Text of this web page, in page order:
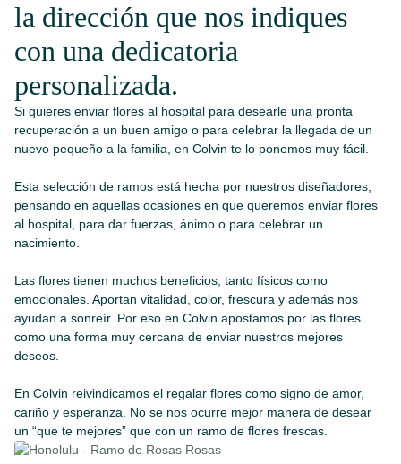
la dirección que nos indiques
con una dedicatoria
personalizada.
Si quieres enviar flores al hospital para desearle una pronta
recuperación a un buen amigo o para celebrar la llegada de un
nuevo pequeño a la familia, en Colvin te lo ponemos muy fácil.
Esta selección de ramos está hecha por nuestros diseñadores,
pensando en aquellas ocasiones en que queremos enviar flores
al hospital , para dar fuerzas, ánimo o para celebrar un
nacimiento.
Las flores tienen muchos beneficios, tanto físicos como
emocionales. Aportan vitalidad, color, frescura y además nos
ayudan a sonreír. Por eso en Colvin apostamos por las flores
como una forma muy cercana de enviar nuestros mejores
deseos.
En Colvin reivindicamos el regalar flores como signo de amor,
cariño y esperanza. No se nos ocurre mejor manera de desear
un “que te mejores” que con un ramo de flores frescas